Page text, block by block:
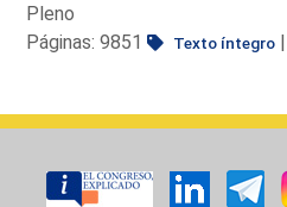
Pleno
Páginas: 9851
Texto íntegro